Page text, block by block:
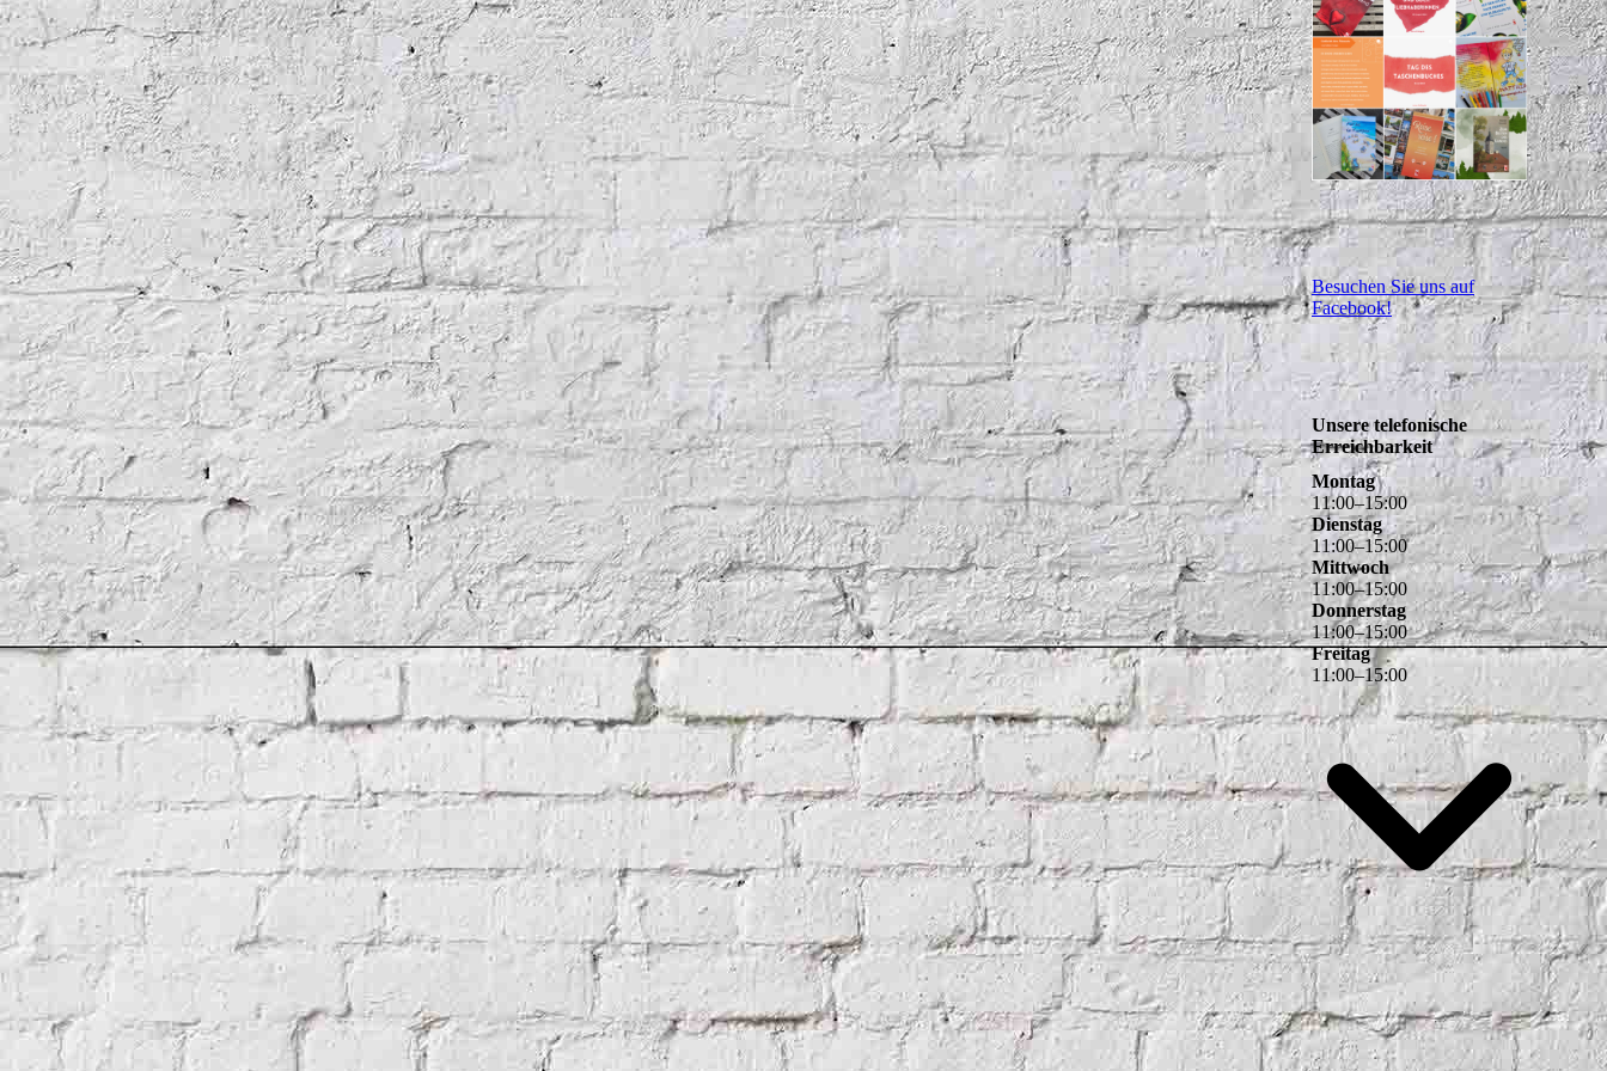
Besuchen Sie uns auf
Facebook!
Unsere telefonische
Erreichbarkeit
Montag
11:00–15:00
Dienstag
11:00–15:00
Mittwoch
11:00–15:00
Donnerstag
11:00–15:00
Freitag
11:00–15:00